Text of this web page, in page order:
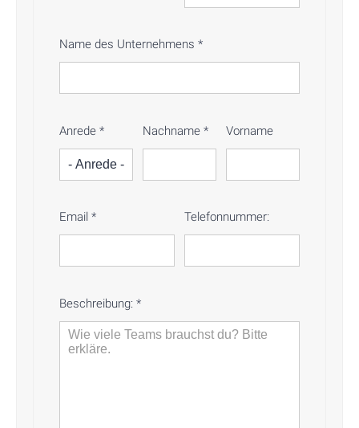
Name des Unternehmens *
Anrede * Nachname * Vorname
Email * Telefonnummer:
Beschreibung: *